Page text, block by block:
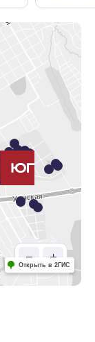
Открыть в 2ГИС